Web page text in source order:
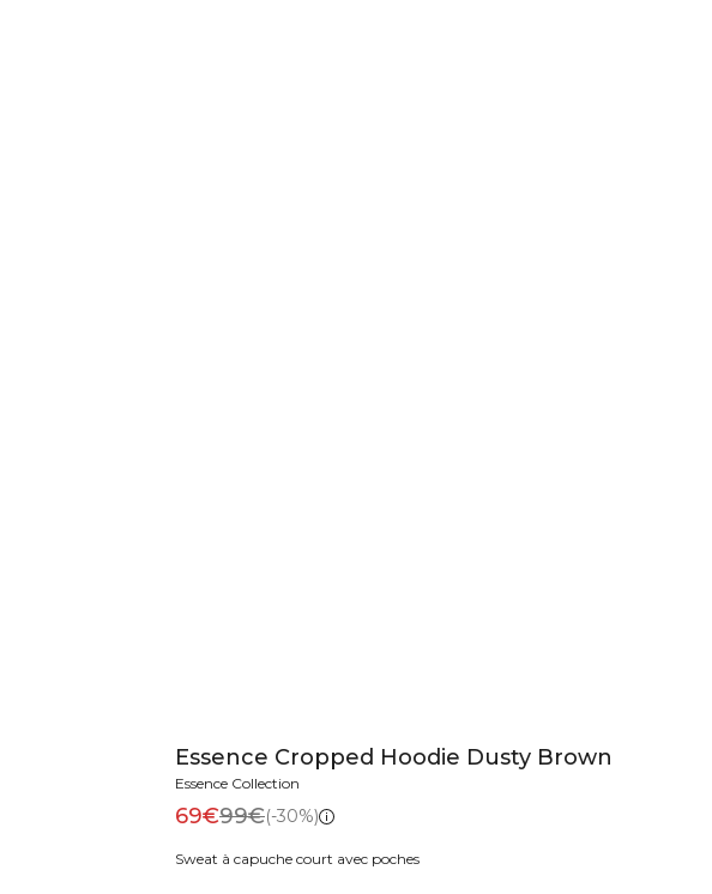
Essence Cropped Hoodie Dusty Brown
Essence Collection
69€99€(-30%)
Sweat à capuche court avec poches